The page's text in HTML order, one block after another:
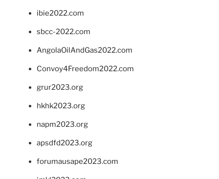
ibie2022.com
sbcc-2022.com
AngolaOilAndGas2022.com
Convoy4Freedom2022.com
grur2023.org
hkhk2023.org
napm2023.org
apsdfd2023.org
forumausape2023.com